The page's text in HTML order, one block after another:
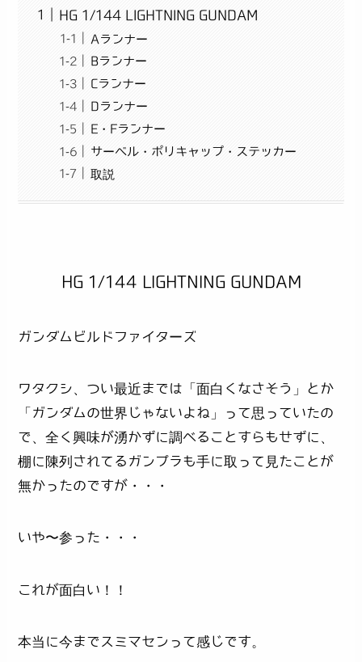
HG 1/144 LIGHTNING GUNDAM
Aランナー
Bランナー
Cランナー
Dランナー
E・Fランナー
サーベル・ポリキャップ・ステッカー
取説
HG 1/144 LIGHTNING GUNDAM
ガンダムビルドファイターズ
ワタクシ、つい最近までは「面白くなさそう」とか
「ガンダムの世界じゃないよね」って思っていたの
で、全く興味が湧かずに調べることすらもせずに、
棚に陳列されてるガンプラも手に取って見たことが
無かったのですが・・・
いや〜参った・・・
これが面白い！！
本当に今までスミマセンって感じです。